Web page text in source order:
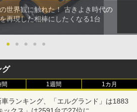
世界観に触れた！ 古きよき時代の
再現した相棒にしたくなる1台
● ● ● ● ●
グ
間 1週間 1カ月
ランキング、「エルグランド」は1883